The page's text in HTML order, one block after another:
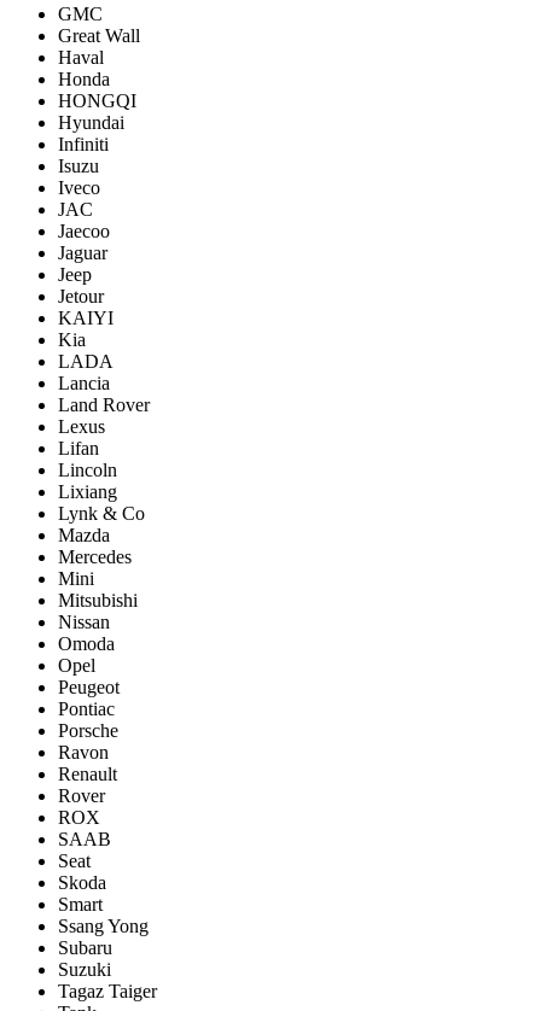
GMC
Great Wall
Haval
Honda
HONGQI
Hyundai
Infiniti
Isuzu
Iveco
JAC
Jaecoo
Jaguar
Jeep
Jetour
KAIYI
Kia
LADA
Lancia
Land Rover
Lexus
Lifan
Lincoln
Lixiang
Lynk & Co
Mazda
Mercedes
Mini
Mitsubishi
Nissan
Omoda
Opel
Peugeot
Pontiac
Porsсhe
Ravon
Renault
Rover
ROX
SAAB
Seat
Skoda
Smart
Ssang Yong
Subaru
Suzuki
Tagaz Taiger